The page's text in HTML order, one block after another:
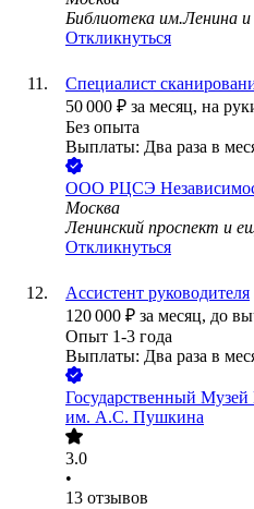
Библиотека им.Ленина
Откликнуться
Специалист
50 000 ₽ за месяц, на
Без опыта
Выплаты: Два раза в
ООО РЦСЭ
Москва
Ленинский проспект и
Откликнуться
Ассистент руководителя
120 000 ₽ за месяц, до
Опыт 1-3 года
Выплаты: Два раза в
Государственный Музей
им. А.С. Пушкина
3.0
•
13 отзывов